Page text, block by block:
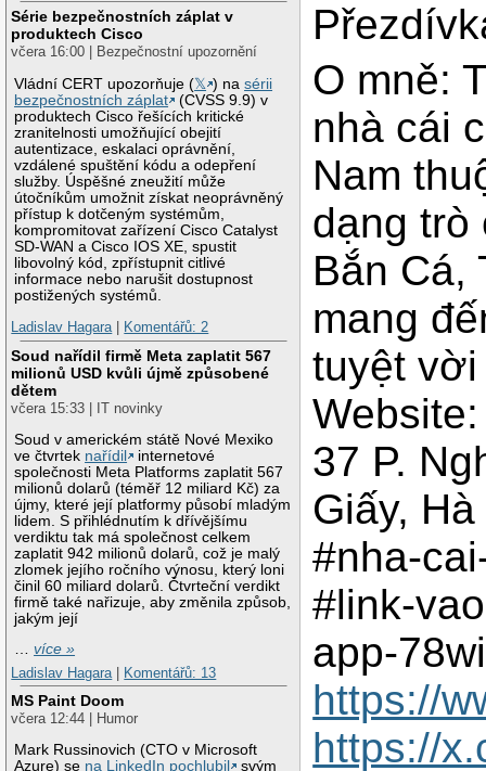
Série bezpečnostních záplat v
produktech Cisco
včera 16:00 | Bezpečnostní upozornění
Vládní CERT upozorňuje (𝕏 ) nasérii
bezpečnostních záplat
(CVSS 9.9) v
produktech Cisco řešících kritické
zranitelnosti umožňující obejití
autentizace, eskalaci oprávnění,
vzdálené spuštění kódu a odepření
služby. Úspěšné zneužití může
útočníkům umožnit získat neoprávněný
přístup k dotčeným systémům,
kompromitovat zařízení Cisco Catalyst
SD-WAN a Cisco IOS XE, spustit
libovolný kód, zpřístupnit citlivé
informace nebo narušit dostupnost
postižených systémů.
Ladislav Hagara| Komentářů: 2
Soud nařídil firmě Meta zaplatit 567
milionů USD kvůli újmě způsobené
dětem
včera 15:33 | IT novinky
Soud v americkém státě Nové Mexiko
ve čtvrtek nařídil
internetové
společnosti Meta Platforms zaplatit 567
milionů dolarů (téměř 12 miliard Kč) za
újmy, které její platformy působí mladým
lidem. S přihlédnutím k dřívějšímu
verdiktu tak má společnost celkem
zaplatit 942 milionů dolarů, což je malý
zlomek jejího ročního výnosu, který loni
činil 60 miliard dolarů. Čtvrteční verdikt
firmě také nařizuje, aby změnila způsob,
jakým její
…více »
Ladislav Hagara
Komentářů: 13
MS Paint Doom
včera 12:44 | Humor
Mark Russinovich (CTO v Microsoft
Azure) se na LinkedIn pochlubil
svým
O mně:
nhà cái
Nam
dạng trò
Bắn Cá,
mang
tuyệt
37 P.
Giấy,
#nha-
#link-
app-
https://
https://